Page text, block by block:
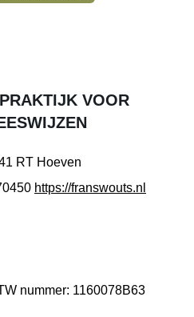
VOOR
RT Hoeven
https://franswouts.nl
nummer: 1160078B63